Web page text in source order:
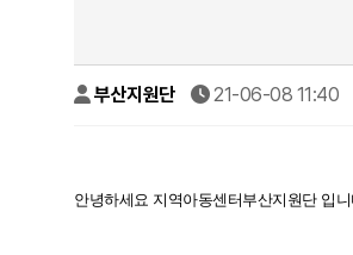
부산지원단 21-06-08 11:40
안녕하세요 지역아동센터부산지원단 입